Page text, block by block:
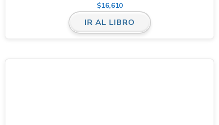
$16,610
IR AL LIBRO